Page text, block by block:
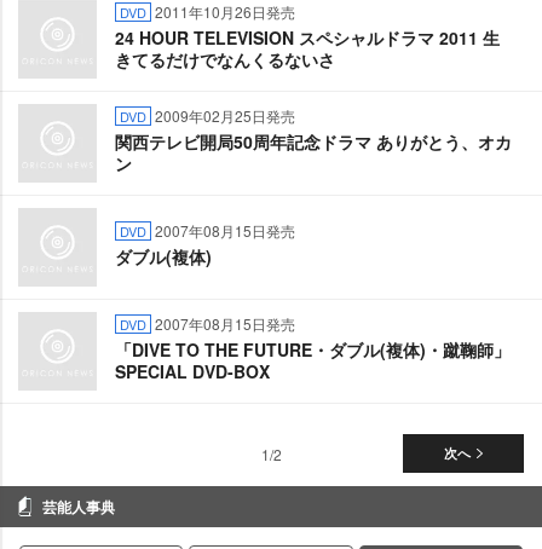
DVD 2011年10月26日発売
24 HOUR TELEVISION スペシャルドラマ 2011 生
きてるだけでなんくるないさ
DVD 2009年02月25日発売
関西テレビ開局50周年記念ドラマ ありがとう、オカ
ン
DVD 2007年08月15日発売
ダブル(複体)
DVD 2007年08月15日発売
「DIVE TO THE FUTURE・ダブル(複体)・蹴鞠師」
SPECIAL DVD-BOX
次へ
1/2
芸能人事典